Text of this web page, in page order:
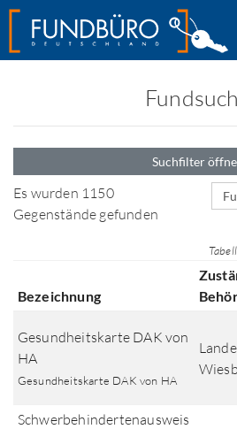
Suchfilter
Es wurden 1150
Gegenstände gefunden
Bezeichnung
Gesundheitskarte DAK von
HA
Gesundheitskarte DAK von HA
Schwerbehindertenausweis